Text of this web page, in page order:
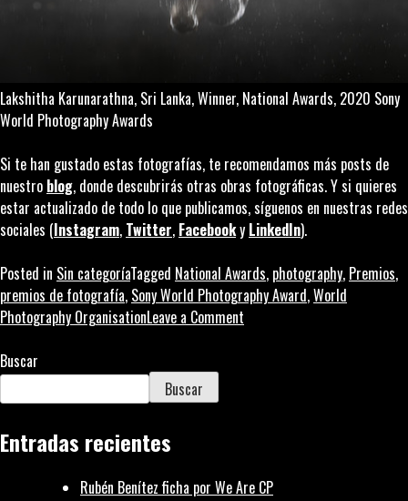
Lakshitha Karunarathna, Sri Lanka, Winner, National Awards, 2020 Sony
World Photography Awards
Si te han gustado estas fotografías, te recomendamos más posts de
nuestro blog, donde descubrirás otras obras fotográficas. Y si quieres
estar actualizado de todo lo que publicamos, síguenos en nuestras redes
sociales (Instagram, Twitter, Facebooky LinkedIn).
Posted in Sin categoríaTagged National Awards, photography, Premios,
premios de fotografía, Sony World Photography Award,World
Photography OrganisationLeave a Comment
Buscar
Buscar
Entradas recientes
Rubén Benítez ficha por We Are CP